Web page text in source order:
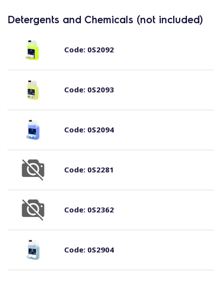
Detergents and Chemicals (not included)
Code:0S2092
Code:0S2093
Code:0S2094
Code:0S2281
Code:0S2362
Code:0S2904